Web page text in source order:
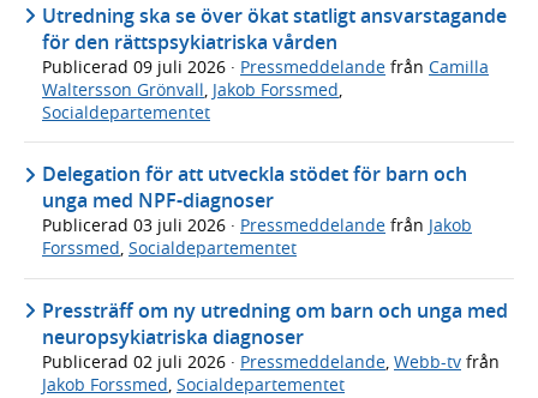
Utredning ska se över ökat statligt ansvarstagande
för den rättspsykiatriska vården
Publicerad 09 juli 2026 · Pressmeddelande från Camilla
Waltersson Grönvall Jakob Forssmed
Socialdepartementet
Delegation för att utveckla stödet för barn och
unga med NPF-diagnoser
Publicerad 03 juli 2026 · Pressmeddelande från Jakob
Forssmed, Socialdepartementet
Pressträff om ny utredning om barn och unga med
neuropsykiatriska diagnoser
Publicerad 02 juli 2026 · Pressmeddelande, Webb-tv från
Jakob Forssmed, Socialdepartementet